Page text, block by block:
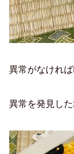
異常がなけれ
異常を発見した